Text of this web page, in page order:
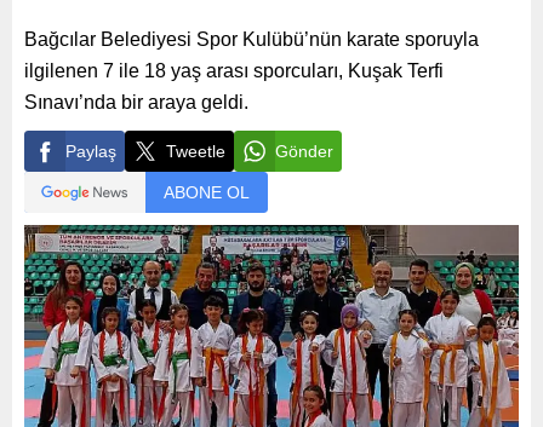
Bağcılar Belediyesi Spor Kulübü’nün karate sporuyla
ilgilenen 7 ile 18 yaş arası sporcuları, Kuşak Terfi
Sınavı’nda bir araya geldi.
Paylaş Tweetle Gönder
ABONE OL